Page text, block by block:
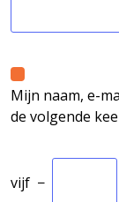
Mijn naam, e-
de volgende
vijf −